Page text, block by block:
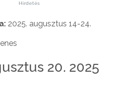
Hirdetés
2025. augusztus 14-24.
20. 2025